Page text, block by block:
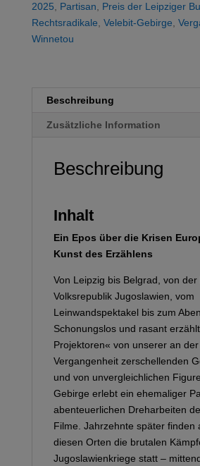
2025 Partisan Preis der Leipziger
Rechtsradikale Velebit-Gebirge
Winnetou
Beschreibung
Zusätzliche Information
Beschreibung
Inhalt
Ein Epos über die Krisen
Kunst des Erzählens
Von Leipzig bis Belgrad, von
Volksrepublik Jugoslawien, vom
Leinwandspektakel bis zum
Schonungslos und rasant
Projektoren« von unserer an der
Vergangenheit zerschellenden
und von unvergleichlichen
Gebirge erlebt ein ehemaliger
abenteuerlichen Dreharbeiten
Filme. Jahrzehnte später finden
diesen Orten die brutalen
Jugoslawienkriege statt –